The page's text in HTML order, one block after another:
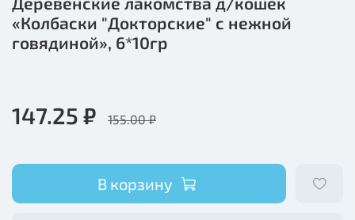
«Колбаски "Докторские" с нежной
говядиной», 6*10гр
147.25 ₽ 155.00 ₽
В корзину